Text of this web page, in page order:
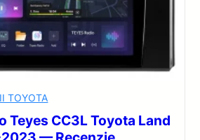
TOYOTA
Teyes CC3L Toyota Land